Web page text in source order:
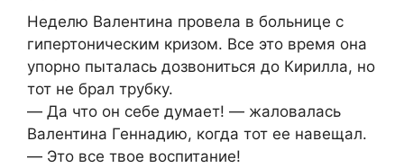
Неделю Валентина провела в больнице с
гипертоническим кризом. Все это время она
упорно пыталась дозвониться до Кирилла, но
тот не брал трубку.
― Да что он себе думает! ― жаловалась
Валентина Геннадию, когда тот ее навещал.
― Это все твое воспитание!